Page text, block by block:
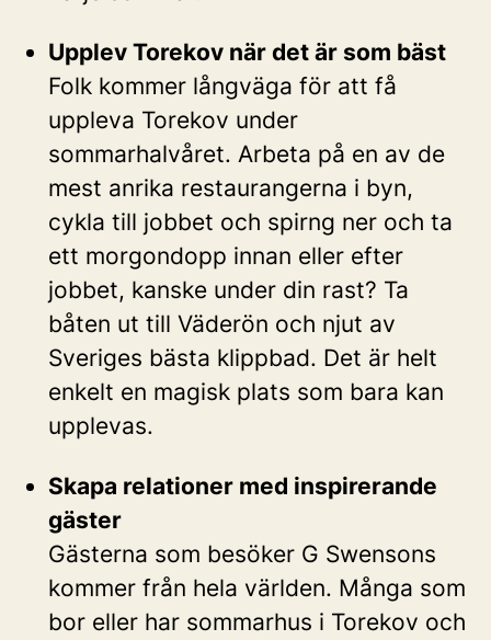
Upplev Torekov när det är som bäst
Folk kommer långväga för att få
uppleva Torekov under
sommarhalvåret. Arbeta på en av de
mest anrika restaurangerna i byn,
cykla till jobbet och spirng ner och ta
ett morgondopp innan eller efter
jobbet, kanske under din rast? Ta
båten ut till Väderön och njut av
Sveriges bästa klippbad. Det är helt
enkelt en magisk plats som bara kan
upplevas.
Skapa relationer med inspirerande
gäster
Gästerna som besöker G Swensons
kommer från hela världen. Många som
bor eller har sommarhus i Torekov och